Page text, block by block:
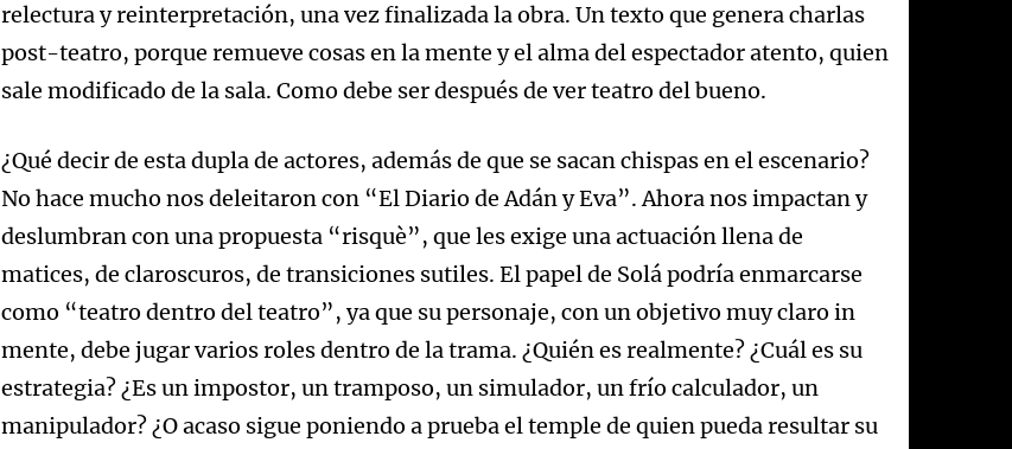
relectura y reinterpretación, una vez finalizada la obra. Un texto que genera charlas
post-teatro, porque remueve cosas en la mente y el alma del espectador atento, quien
sale modificado de la sala. Como debe ser después de ver teatro del bueno.
¿Qué decir de esta dupla de actores, además de que se sacan chispas en el escenario?
No hace mucho nos deleitaron con “El Diario de Adán y Eva”. Ahora nos impactan y
deslumbran con una propuesta “risquè”, que les exige una actuación llena de
matices, de claroscuros, de transiciones sutiles. El papel de Solá podría enmarcarse
como “teatro dentro del teatro”, ya que su personaje, con un objetivo muy claro in
mente, debe jugar varios roles dentro de la trama. ¿Quién es realmente? ¿Cuál es su
estrategia? ¿Es un impostor, un tramposo, un simulador, un frío calculador, un
manipulador? ¿O acaso sigue poniendo a prueba el temple de quien pueda resultar su